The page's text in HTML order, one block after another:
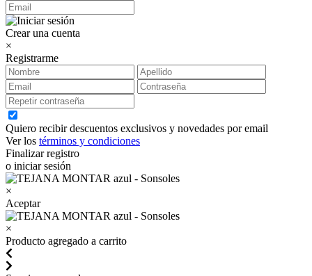
Crear una cuenta
×
Registrarme
Quiero recibir descuentos exclusivos y novedades por email
Ver los términos y condiciones
Finalizar registro
o iniciar sesión
×
Aceptar
×
Producto agregado a carrito